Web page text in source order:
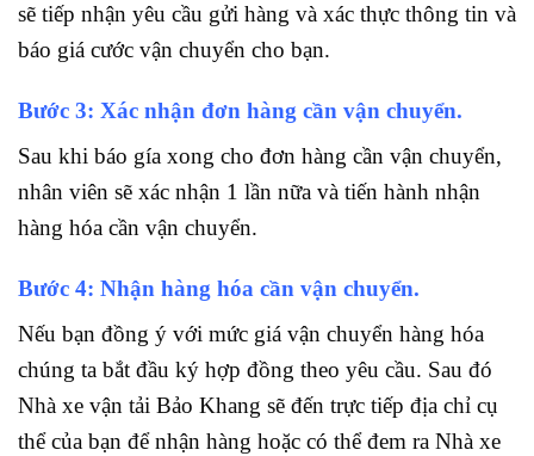
sẽ tiếp nhận yêu cầu gửi hàng và xác thực thông tin và
báo giá cước vận chuyển cho bạn.
Bước 3: Xác nhận đơn hàng cần vận chuyển.
Sau khi báo gía xong cho đơn hàng cần vận chuyển,
nhân viên sẽ xác nhận 1 lần nữa và tiến hành nhận
hàng hóa cần vận chuyển.
Bước 4: Nhận hàng hóa cần vận chuyển.
Nếu bạn đồng ý với mức giá vận chuyển hàng hóa
chúng ta bắt đầu ký hợp đồng theo yêu cầu. Sau đó
Nhà xe vận tải Bảo Khang sẽ đến trực tiếp địa chỉ cụ
thể của bạn để nhận hàng hoặc có thể đem ra Nhà xe